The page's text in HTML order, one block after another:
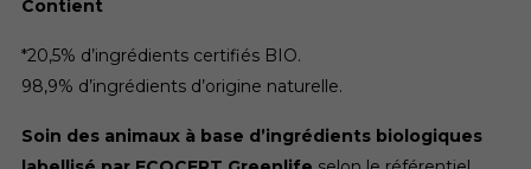
Contient
*20,5% d’ingrédients certifiés BIO.
98,9% d’ingrédients d’origine naturelle.
Soin des animaux à base d’ingrédients biologiques